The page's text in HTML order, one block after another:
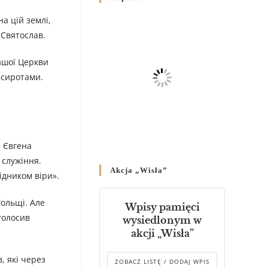
цій землі,
Церкви
сиротами.
Євгена
віри».
Але
які через
Родин
Справ Молоді та встановленя
складу Катихитичної Комісії
днях 2-12 липня 2024 р.”
Декрет єпископів
Перемисько-Варшавської
Митрополії стосовно
звершування Божественної
літургії
Akcja „Wisła”
Wpisy pamięci
wysiedlonym w
akcji „Wisła”
ZOBACZ LISTĘ / DODAJ WPIS